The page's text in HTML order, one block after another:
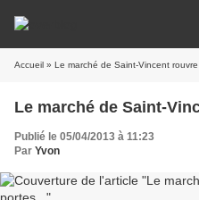
Accueil » Le marché de Saint-Vincent rouvre
Le marché de Saint-
Publié le 05/04/2013 à 11:23
Par Yvon